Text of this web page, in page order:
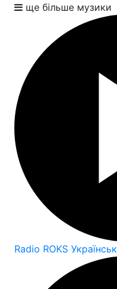
ще більше музики
Radio ROKS